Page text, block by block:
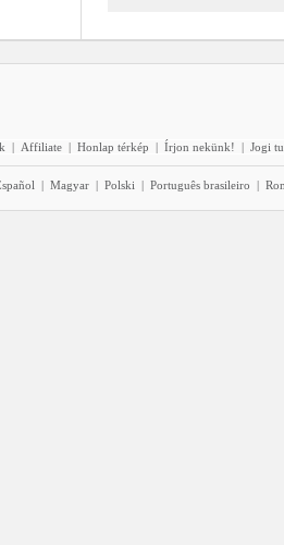
| Affiliate | Honlap térkép | Írjon nekünk! | Jogi
| Magyar | Polski | Português brasileiro |